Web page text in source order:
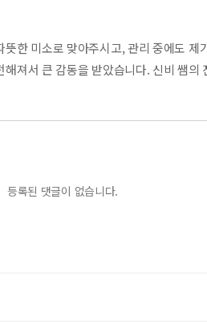
한 미소로 맞아주시고, 관리 중에도
져서 큰 감동을 받았습니다. 신비 쌤
등록된 댓글이 없습니다.